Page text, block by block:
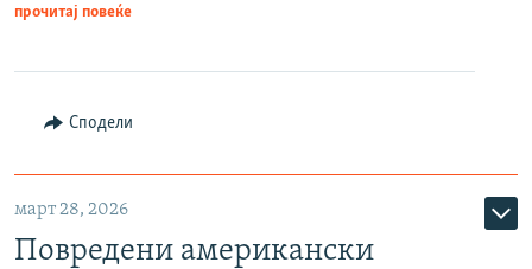
прочитај повеќе
Сподели
март 28, 2026
Повредени американски